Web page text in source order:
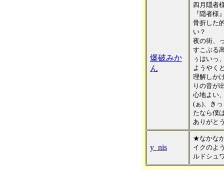
爆破みか
ん
四月隠者
『隠者
骨折した
い？
夜の街、
すこぶる
ぅはいっ
ようやく
理解しか
りの音が
心地よい
(ぁ)、き
たなら僕
ありがと
y_nis
★なかな
イクのよ
ルドシュ